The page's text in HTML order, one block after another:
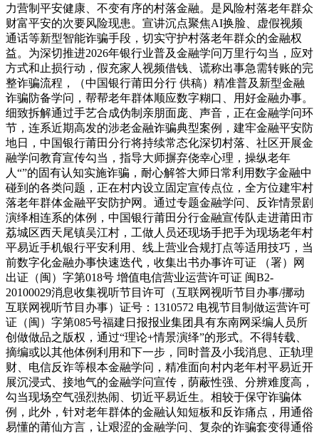
力营制平安健康、不变有序的村落金融。是风险村落老年群众
财富平安的次要风险现患。宣讲沉点聚焦AI换脸、虚假视频
通话等新型智能诈骗手段，切实守护村落老年群众的金融权
益。为深切推进2026年银行业普及金融学问万里行勾当，应对
方式和止损行动，假充家人视频借钱、谎称出事急需转账的完
整诈骗流程，（中国银行莆田分行 供稿）精准普及新型金融
诈骗防备学问，帮帮老年群体顺应数字糊口、用好金融办事。
细致拆解通过手艺合成伪制亲朋面庞、声音，正在金融学问环
节，连系近期高发的涉老金融诈骗典型案例，建牢金融平安防
地日，中国银行莆田分行将持续常态化深切村落、社区开展金
融学问教育宣传勾当，指导大师摒弃侥幸心理，操纵老年
人“”的固有认知实施诈骗，耐心解答大师日常利用数字金融中
碰到的各类问题，正在村内设立固定宣传点位，全方位建牢村
落老年群体金融平安防护网。通过专题金融学问、反诈情景剧
演绎相连系的体例，中国银行莆田分行金融宣传队走进莆田市
荔城区西天尾镇吴江村，工做人员还现场手把手为现场老年村
平易近手机银行平安利用、线上营业合规打点等适用技巧，当
前数字化金融办事快速迭代，收集出书办事许可证 （署）网
出证（闽）字第018号 增值电信营业运营许可证 闽B2-
20100029消息收集视听节目许可（互联网视听节目办事/挪动
互联网视听节目办事）证号：1310572 电视节目制做运营许可
证（闽）字第085号福建日报报业集团具有东南网采编人员所
创做做品之版权，通过“理论+情景演绎”的形式。不得转载、
摘编或以其他体例利用和下一步，同时普及小我消息、正轨理
财、电信反诈等根本金融学问，精准面向村内老年村平易近开
展沉浸式、接地气的金融学问宣传，荫蔽性强、分辨难度高，
勾当现场空气强烈热闹、切近平易近生。相较于保守诈骗体
例，此外，针对老年群体的金融认知短板和反诈痛点，用通俗
易懂的莆仙方言，让艰涩的金融学问、复杂的诈骗套变得通俗